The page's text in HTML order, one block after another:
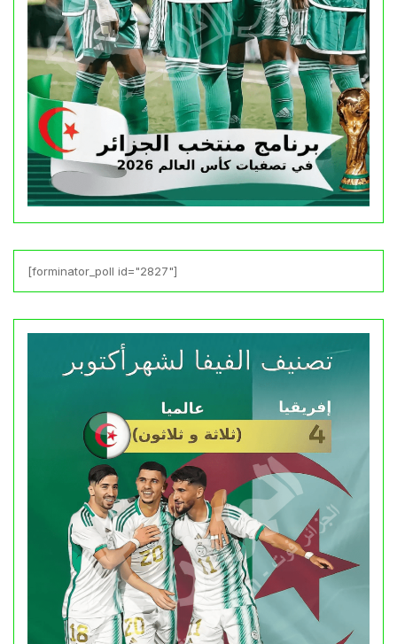
[forminator_poll id="2827"]